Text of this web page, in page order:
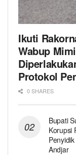
Ikuti
Wabup
Protokol
0 SHARES
Bupati
Korupsi
Andjar